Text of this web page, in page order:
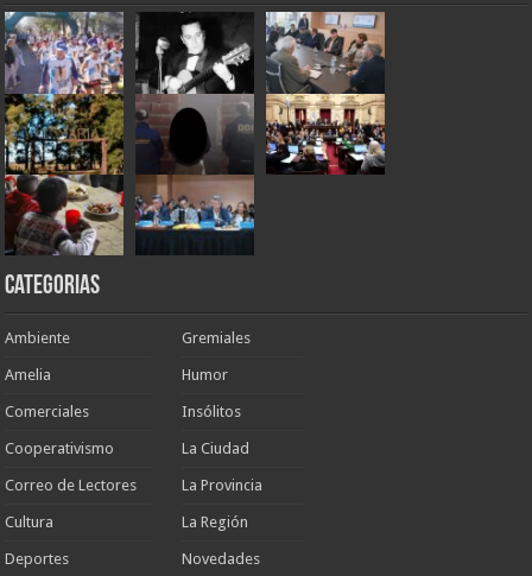
Categorias
Ambiente
Amelia
Comerciales
Cooperativismo
Correo de Lectores
Cultura
Deportes
Gremiales
Humor
Insólitos
La Ciudad
La Provincia
La Región
Novedades